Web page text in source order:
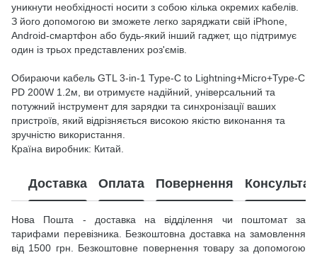
уникнути необхідності носити з собою кілька окремих кабелів.
З його допомогою ви зможете легко заряджати свій iPhone,
Android-смартфон або будь-який інший гаджет, що підтримує
один із трьох представлених роз'ємів.
Обираючи кабель GTL 3-in-1 Type-C to Lightning+Micro+Type-C
PD 200W 1.2м, ви отримуєте надійний, універсальний та
потужний інструмент для зарядки та синхронізації ваших
пристроїв, який відрізняється високою якістю виконання та
зручністю використання.
Країна виробник: Китай.
Доставка Оплата Повернення
Нова Пошта - доставка на відділення чи поштомат за
тарифами перевізника. Безкоштовна доставка на замовлення
від 1500 грн. Безкоштовне повернення товару за допомогою